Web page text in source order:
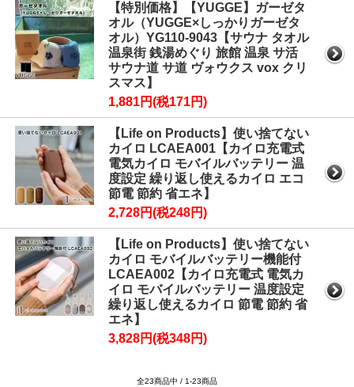
【特別価格】【YUGGE】ガーゼタ
オル（YUGGE×しっかりガーゼタ
オル）YG110-9043【サウナ タオル
温泉街 銭湯めぐり 旅館 温泉 サ活
サウナ道 サ道 ヴォウクス vox クリ
スマス】
1,881円(税171円)
【Life on Products】使い捨てない
カイロ LCAEA001【カイロ充電式
電気カイロ モバイルバッテリー 温
度設定 繰り返し使えるカイロ エコ
節電 節約 省エネ】
2,728円(税248円)
【Life on Products】使い捨てない
カイロ モバイルバッテリー機能付
LCAEA002【カイロ充電式 電気カ
イロ モバイルバッテリー 温度設定
繰り返し使えるカイロ 節電 節約 省
エネ】
3,828円(税348円)
全23商品中 / 1-23商品